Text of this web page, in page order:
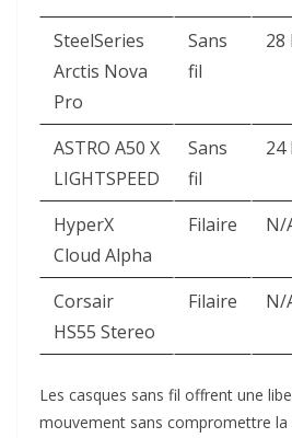
SteelSeries
Arctis Nova
Pro
Sans
fil
28
ASTRO A50 X
LIGHTSPEED
Sans
fil
24
HyperX
Cloud Alpha
Filaire N/
Corsair
HS55 Stereo
Filaire N/
Les casques sans fil offrent une
mouvement sans compromettre la